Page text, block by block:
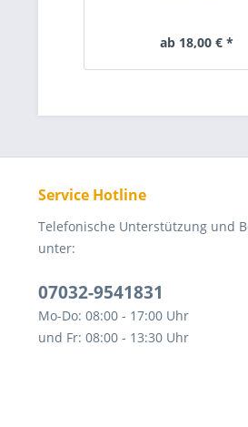
ab 18,00 € *
Service Hotline
Telefonische Unterstützung und
unter:
07032-9541831
Mo-Do: 08:00 - 17:00 Uhr
und Fr: 08:00 - 13:30 Uhr